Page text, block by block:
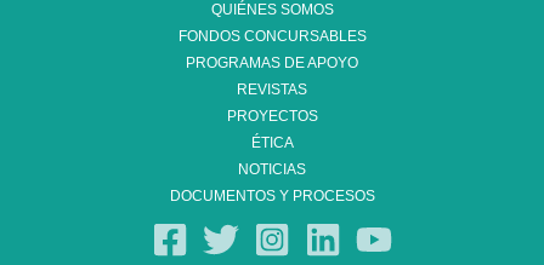
QUIÉNES SOMOS
FONDOS CONCURSABLES
PROGRAMAS DE APOYO
REVISTAS
PROYECTOS
ÉTICA
NOTICIAS
DOCUMENTOS Y PROCESOS